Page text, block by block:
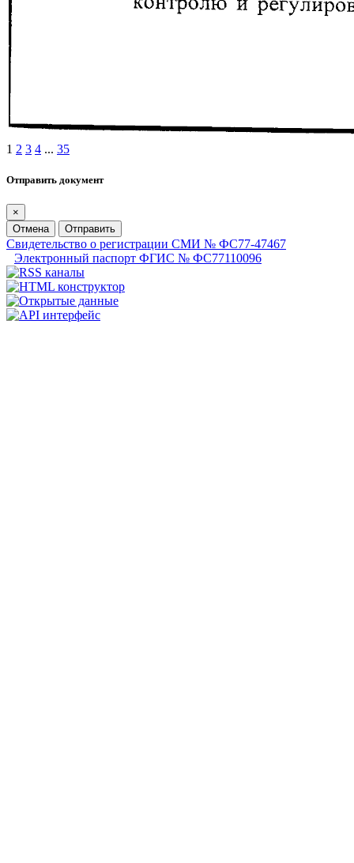
1 2 3 4 ... 35
Отправить документ
×
Отмена
Отправить
Свидетельство о регистрации СМИ № ФС77-47467
Электронный паспорт ФГИС № ФС77110096